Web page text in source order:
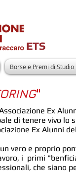
Borse e Premi di Studio
ETS
"
Ex
di tenere vivo
Ex Alunni
vero e proprio
i primi
che siano